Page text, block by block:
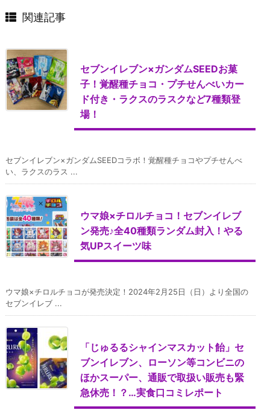
関連記事
セブンイレブン×ガンダムSEEDお菓
子！覚醒種チョコ・プチせんべいカー
ド付き・ラクスのラスクなど7種類登
場！
セブンイレブン×ガンダムSEEDコラボ！覚醒種チョコやプチせんべ
い、ラクスのラス ...
ウマ娘×チロルチョコ！セブンイレブ
ン発売♪全40種類ランダム封入！やる
気UPスイーツ味
ウマ娘×チロルチョコが発売決定！2024年2月25日（日）より全国の
セブンイレブ ...
「じゅるるシャインマスカット飴」セ
ブンイレブン、ローソン等コンビニの
ほかスーパー、通販で取扱い販売も緊
急休売！？…実食口コミレポート